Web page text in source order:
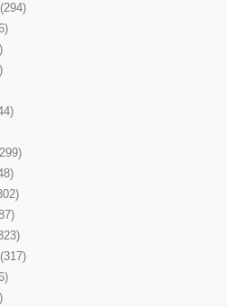
(294)
(317)